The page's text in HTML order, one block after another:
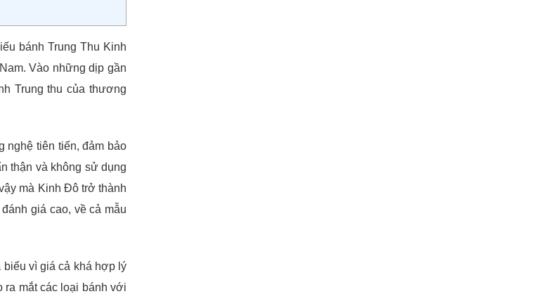
bánh Trung Thu Kinh
Vào những dịp gần
Trung thu của thương
nghệ tiên tiến, đảm bảo
thận và không sử dụng
mà Kinh Đô trở thành
giá cao, về cả mẫu
biếu vì giá cả khá hợp lý
ra mắt các loại bánh với